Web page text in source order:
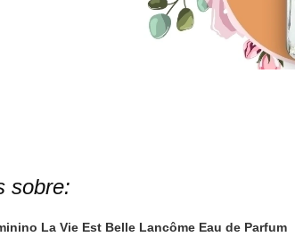
sobre:
La Vie Est Belle Lancôme Eau de Parfum